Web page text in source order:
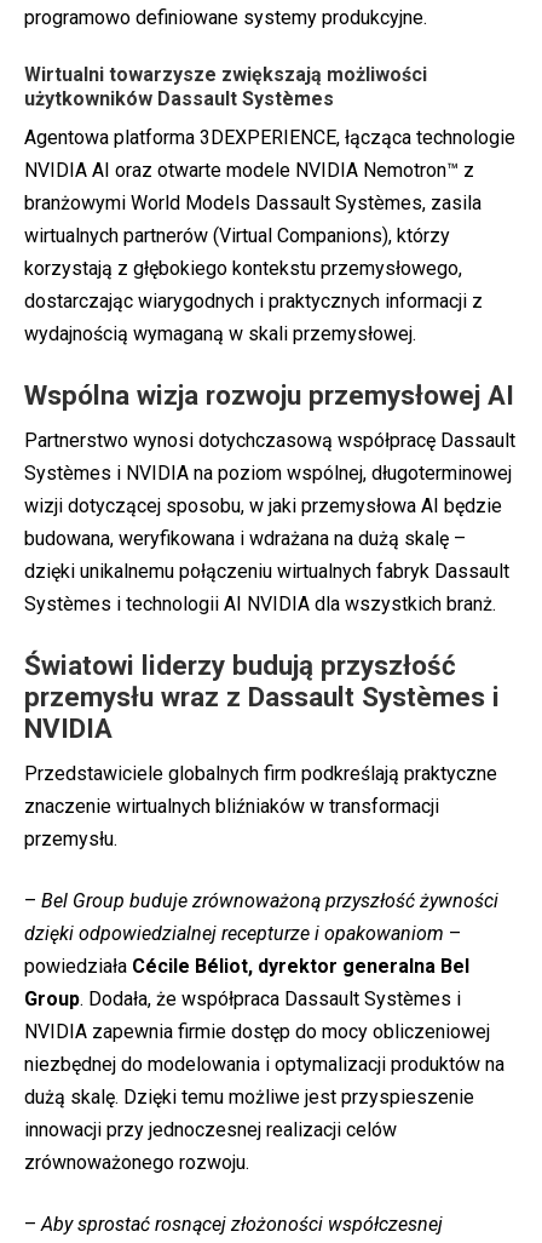
programowo definiowane systemy produkcyjne.
Wirtualni towarzysze zwiększają możliwości
użytkowników Dassault Systèmes
Agentowa platforma 3DEXPERIENCE, łącząca technologie
NVIDIA AI oraz otwarte modele NVIDIA Nemotron™ z
branżowymi World Models Dassault Systèmes, zasila
wirtualnych partnerów (Virtual Companions), którzy
korzystają z głębokiego kontekstu przemysłowego,
dostarczając wiarygodnych i praktycznych informacji z
wydajnością wymaganą w skali przemysłowej.
Wspólna wizja rozwoju przemysłowej AI
Partnerstwo wynosi dotychczasową współpracę Dassault
Systèmes i NVIDIA na poziom wspólnej, długoterminowej
wizji dotyczącej sposobu, w jaki przemysłowa AI będzie
budowana, weryfikowana i wdrażana na dużą skalę –
dzięki unikalnemu połączeniu wirtualnych fabryk Dassault
Systèmes i technologii AI NVIDIA dla wszystkich branż.
Światowi liderzy budują przyszłość
przemysłu wraz z Dassault Systèmes i
NVIDIA
Przedstawiciele globalnych firm podkreślają praktyczne
znaczenie wirtualnych bliźniaków w transformacji
przemysłu.
– Bel Group buduje zrównoważoną przyszłość żywności
dzięki odpowiedzialnej recepturze i opakowaniom –
powiedziała Cécile Béliot, dyrektor generalna Bel
Group. Dodała, że współpraca Dassault Systèmes i
NVIDIA zapewnia firmie dostęp do mocy obliczeniowej
niezbędnej do modelowania i optymalizacji produktów na
dużą skalę. Dzięki temu możliwe jest przyspieszenie
innowacji przy jednoczesnej realizacji celów
zrównoważonego rozwoju.
–Aby sprostać rosnącej złożoności współczesnej